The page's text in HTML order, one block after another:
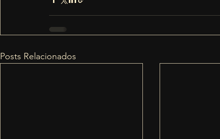
Posts Relacionados